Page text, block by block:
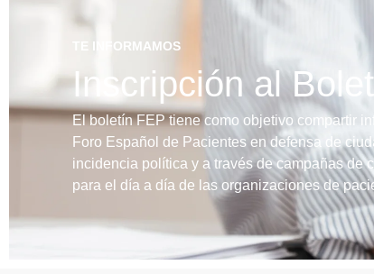
TE INFORMAMOS
Inscripción al
El boletín FEP tiene como objetivo compartir
Foro Español de Pacientes en defensa de
incidencia política y a través de campañas de
para el día a día de las organizaciones de